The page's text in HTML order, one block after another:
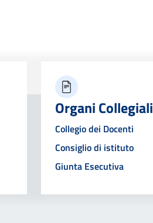
Organi Collegiali
Collegio dei Docenti
Consiglio di istituto
Giunta Esecutiva